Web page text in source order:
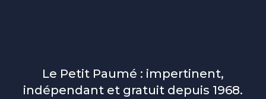
Le Petit Paumé : impertinent,
indépendant et gratuit depuis 1968.